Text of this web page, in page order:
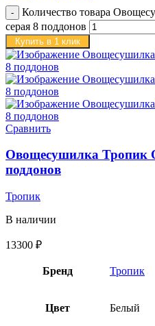
Количество товара
серая 8 поддонов
Купить в 1 клик
Сравнить
Овощесушилка Тропик
поддонов
Тропик
В наличии
13300 ₽
Бренд Тропик
Цвет Белый